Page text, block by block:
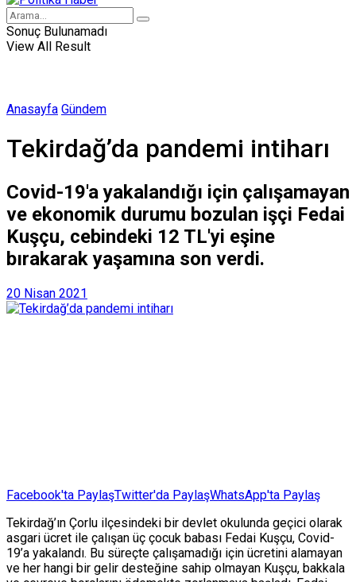
Sonuç Bulunamadı
View All Result
Anasayfa Gündem
Tekirdağ’da pandemi intiharı
Covid-19'a yakalandığı için çalışamayan
ve ekonomik durumu bozulan işçi Fedai
Kuşçu, cebindeki 12 TL'yi eşine
bırakarak yaşamına son verdi.
20 Nisan 2021
Facebook'ta PaylaşTwitter'da PaylaşWhatsApp'ta Paylaş
Tekirdağ’ın Çorlu ilçesindeki bir devlet okulunda geçici olarak
asgari ücret ile çalışan üç çocuk babası Fedai Kuşçu, Covid-
19’a yakalandı. Bu süreçte çalışamadığı için ücretini alamayan
ve her hangi bir gelir desteğine sahip olmayan Kuşçu, bakkala